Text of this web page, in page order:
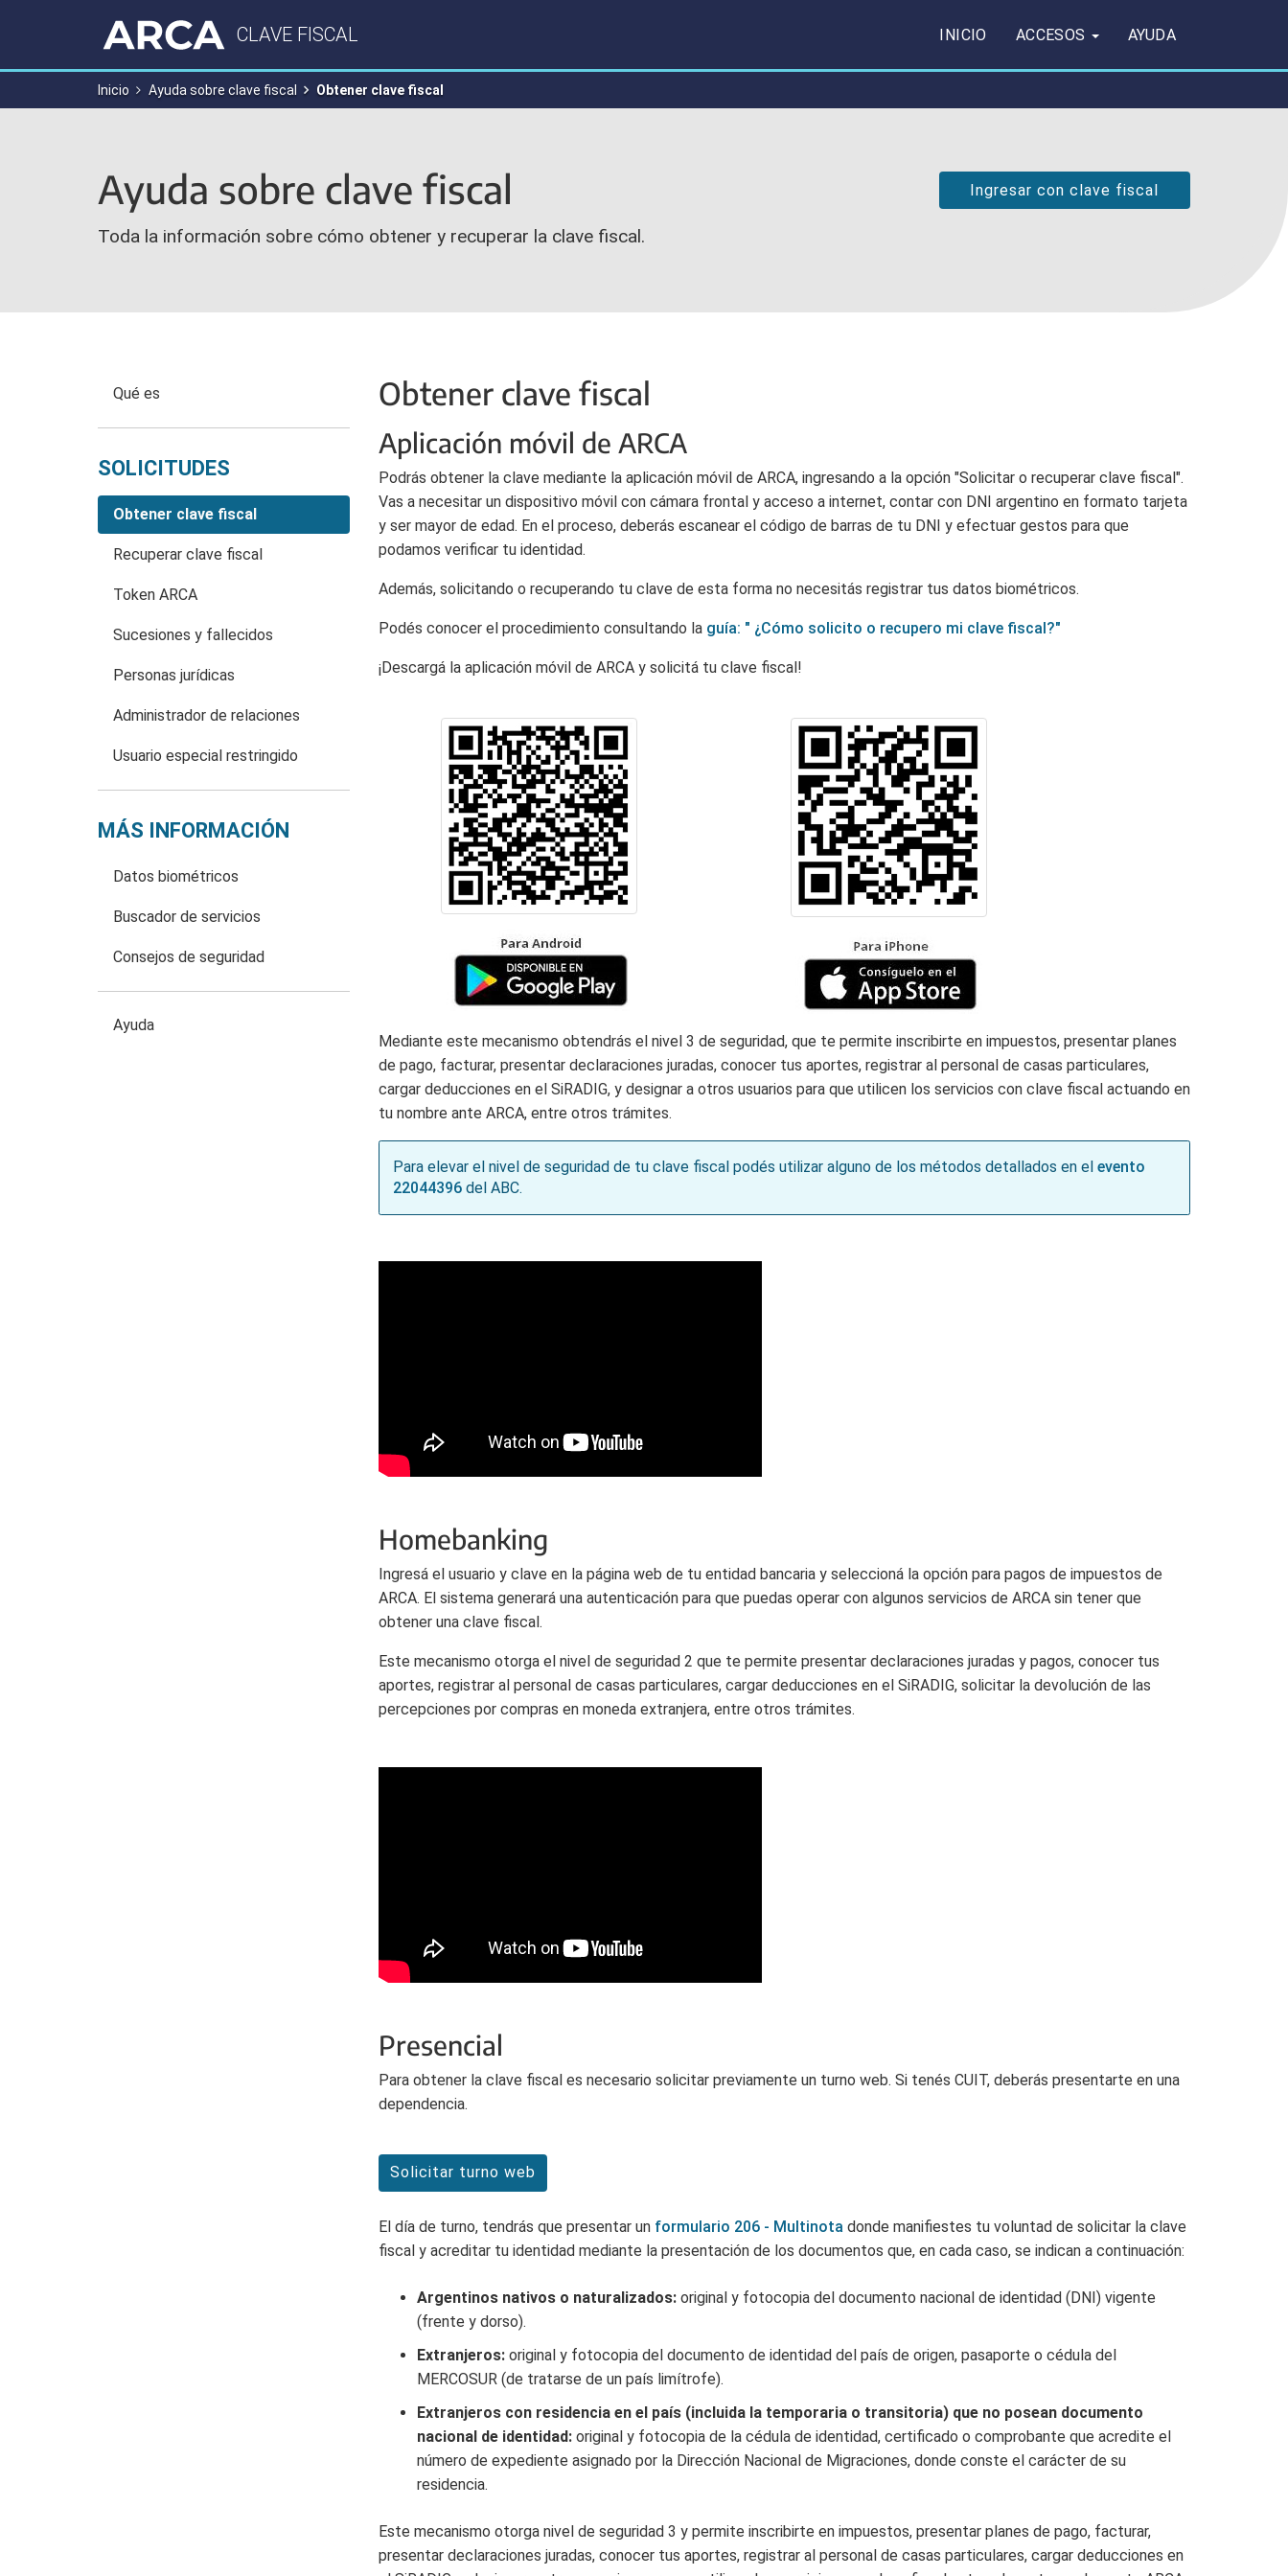
CLAVE FISCAL INICIO ACCESOS AYUDA
Inicio Ayuda sobre clave fiscal Obtener clave fiscal
Ayuda sobre clave fiscal
Toda la información sobre cómo obtener y recuperar la clave fiscal.
Ingresar con clave fiscal
Qué es
SOLICITUDES
Obtener clave fiscal
Recuperar clave fiscal
Token ARCA
Sucesiones y fallecidos
Personas jurídicas
Administrador de relaciones
Usuario especial restringido
MÁS INFORMACIÓN
Datos biométricos
Buscador de servicios
Consejos de seguridad
Ayuda
Obtener clave fiscal
Aplicación móvil de ARCA
Podrás obtener la clave mediante la aplicación móvil de ARCA, ingresando a la opción "Solicitar o recuperar clave fiscal".
Vas a necesitar un dispositivo móvil con cámara frontal y acceso a internet, contar con DNI argentino en formato tarjeta
y ser mayor de edad. En el proceso, deberás escanear el código de barras de tu DNI y efectuar gestos para que
podamos verificar tu identidad.
Además, solicitando o recuperando tu clave de esta forma no necesitás registrar tus datos biométricos.
Podés conocer el procedimiento consultando la guía: " ¿Cómo solicito o recupero mi clave fiscal?"
¡Descargá la aplicación móvil de ARCA y solicitá tu clave fiscal!
Mediante este mecanismo obtendrás el nivel 3 de seguridad, que te permite inscribirte en impuestos, presentar planes
de pago, facturar, presentar declaraciones juradas, conocer tus aportes, registrar al personal de casas particulares,
cargar deducciones en el SiRADIG, y designar a otros usuarios para que utilicen los servicios con clave fiscal actuando en
tu nombre ante ARCA, entre otros trámites.
Para elevar el nivel de seguridad de tu clave fiscal podés utilizar alguno de los métodos detallados en el evento
22044396del ABC.
Homebanking
Ingresá el usuario y clave en la página web de tu entidad bancaria y seleccioná la opción para pagos de impuestos de
ARCA. El sistema generará una autenticación para que puedas operar con algunos servicios de ARCA sin tener que
obtener una clave fiscal.
Este mecanismo otorga el nivel de seguridad 2 que te permite presentar declaraciones juradas y pagos, conocer tus
aportes, registrar al personal de casas particulares, cargar deducciones en el SiRADIG, solicitar la devolución de las
percepciones por compras en moneda extranjera, entre otros trámites.
Presencial
Para obtener la clave fiscal es necesario solicitar previamente un turno web. Si tenés CUIT, deberás presentarte en una
dependencia.
Solicitar turno web
El día de turno, tendrás que presentar un formulario 206 - Multinota donde manifiestes tu voluntad de solicitar la clave
fiscal y acreditar tu identidad mediante la presentación de los documentos que, en cada caso, se indican a continuación:
Argentinos nativos o naturalizados:original y fotocopia del documento nacional de identidad (DNI) vigente
(frente y dorso).
Extranjeros:original y fotocopia del documento de identidad del país de origen, pasaporte o cédula del
MERCOSUR (de tratarse de un país limítrofe).
Extranjeros con residencia en el país (incluida la temporaria o transitoria) que no posean documento
nacional de identidad:original y fotocopia de la cédula de identidad, certificado o comprobante que acredite el
número de expediente asignado por la Dirección Nacional de Migraciones, donde conste el carácter de su
residencia.
Este mecanismo otorga nivel de seguridad 3 y permite inscribirte en impuestos, presentar planes de pago, facturar,
presentar declaraciones juradas, conocer tus aportes, registrar al personal de casas particulares, cargar deducciones en